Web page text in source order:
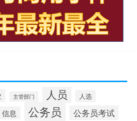
主管部门 人员 人选
信息 公务员 公务员考试